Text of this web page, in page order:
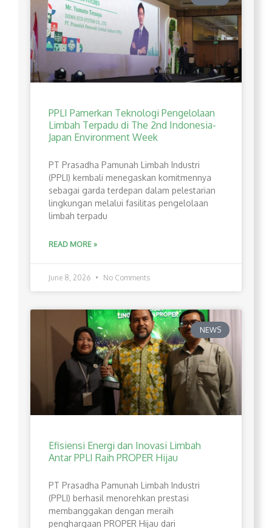
PPLI Pamerkan Teknologi Pengelolaan
Limbah Terpadu di The 2nd Indonesia-
Japan Environment Week
PT Prasadha Pamunah Limbah Industri
(PPLI) kembali menegaskan komitmennya
sebagai garda terdepan dalam pelestarian
lingkungan melalui fasilitas pengelolaan
limbah terpadu
READ MORE »
June 8, 2026 No Comments
NEWS
Efisiensi Energi dan Inovasi Limbah
Antar PPLI Raih PROPER Hijau
PT Prasadha Pamunah Limbah Industri
(PPLI) berhasil menorehkan prestasi
membanggakan dengan meraih
penghargaan PROPER Hijau dari